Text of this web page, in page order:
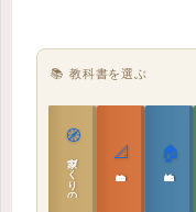
📚 教科書を選ぶ
🧭
家づくりの教科書 📐
実施設計の教科書
🏠
性能設計の教科書